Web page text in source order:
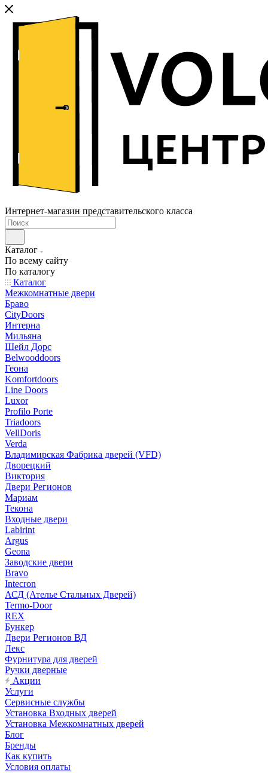
Интернет-магазин представительского класса
Каталог
По всему сайту
По каталогу
Каталог
Межкомнатные двери
Браво
CityDoors
Интерна
Мильяна
Шейл Дорс
Belwooddoors
Геона
Komfortdoors
Line Doors
Luxor
Profilo Porte
Triadoors
VellDoris
Verda
Владимирская Фабрика дверей (VFD)
Дворецкий
Виктория
Двери Регионов
Мариам
Текона
Входные двери
Labirint
Argus
Geona
Заводские двери
Bravo
Intecron
АСД (Ателье Стальных Дверей)
Termo-Door
REX
Бункер
Двери Регионов ВД
Лекс
Фурнитура для дверей
Ручки дверные
Акции
Услуги
Сервисные службы
Установка Входных дверей
Установка Межкомнатных дверей
Блог
Бренды
Как купить
Условия оплаты